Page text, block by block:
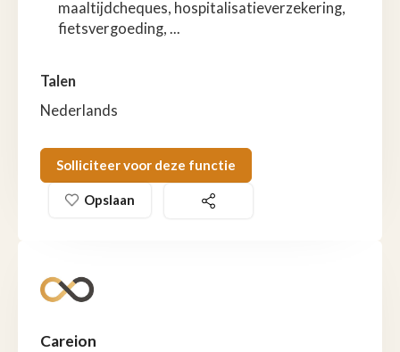
maaltijdcheques, hospitalisatieverzekering,
fietsvergoeding, ...
Talen
Nederlands
Solliciteer voor deze functie
Opslaan
Careion